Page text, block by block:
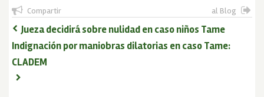
Compartir al Blog
Jueza decidirá sobre nulidad en caso niños Tame
Indignación por maniobras dilatorias en caso Tame:
CLADEM